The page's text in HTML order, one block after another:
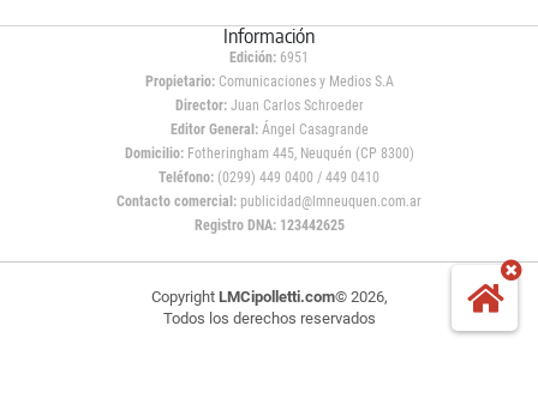
Información
Edición: 6951
Propietario:Comunicaciones y Medios S.A
Director: Juan Carlos Schroeder
Editor General:Ángel Casagrande
Domicilio:Fotheringham 445, Neuquén (CP 8300)
Teléfono: (0299) 449 0400 / 449 0410
Contacto comercial: publicidad@lmneuquen.com.ar
Registro DNA: 123442625
Copyright LMCipolletti.com© 2026,
Todos los derechos reservados